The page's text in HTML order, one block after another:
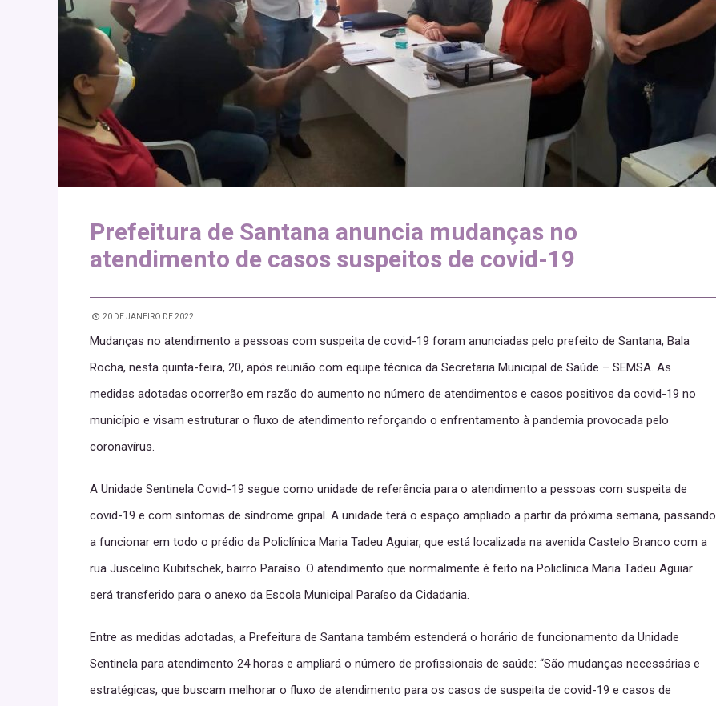
Prefeitura de Santana anuncia mudanças no
atendimento de casos suspeitos de covid-19
20 DE JANEIRO DE 2022
Mudanças no atendimento a pessoas com suspeita de covid-19 foram anunciadas pelo prefeito de Santana, Bala
Rocha, nesta quinta-feira, 20, após reunião com equipe técnica da Secretaria Municipal de Saúde – SEMSA. As
medidas adotadas ocorrerão em razão do aumento no número de atendimentos e casos positivos da covid-19 no
município e visam estruturar o fluxo de atendimento reforçando o enfrentamento à pandemia provocada pelo
coronavírus.
A Unidade Sentinela Covid-19 segue como unidade de referência para o atendimento a pessoas com suspeita de
covid-19 e com sintomas de síndrome gripal. A unidade terá o espaço ampliado a partir da próxima semana, passando
a funcionar em todo o prédio da Policlínica Maria Tadeu Aguiar, que está localizada na avenida Castelo Branco com a
rua Juscelino Kubitschek, bairro Paraíso. O atendimento que normalmente é feito na Policlínica Maria Tadeu Aguiar
será transferido para o anexo da Escola Municipal Paraíso da Cidadania.
Entre as medidas adotadas, a Prefeitura de Santana também estenderá o horário de funcionamento da Unidade
Sentinela para atendimento 24 horas e ampliará o número de profissionais de saúde: “São mudanças necessárias e
estratégicas, que buscam melhorar o fluxo de atendimento para os casos de suspeita de covid-19 e casos de